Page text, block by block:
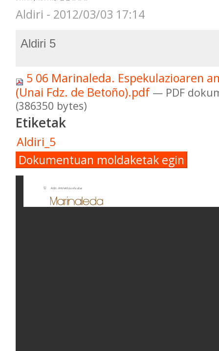
Aldiri - 2012/03/03 17:14
Aldiri 5
5 06 Marinaleda. Espekulazioaren
(Unai Fdz. de Betoño).pdf — PDF
(386350 bytes)
Etiketak
Aldiri_5
Dokumentuan moldaketak egin